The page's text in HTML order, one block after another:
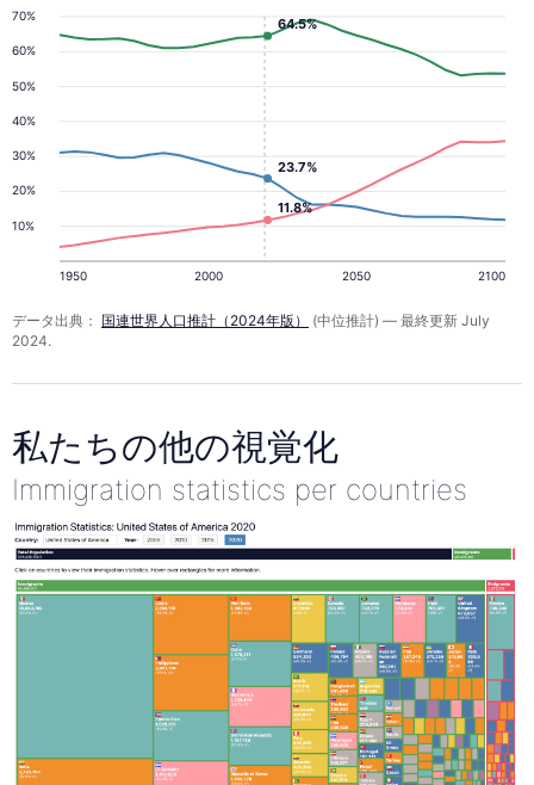
10%
20%
30%
40%
50%
60%
70%
1950 2000 2050 2100
23.7%
11.8%
64.5%
データ出典： 国連世界人口推計（2024年版）
(中位推計) — 最終更新 July
2024.
私たちの他の視覚化
Immigration statistics per countries